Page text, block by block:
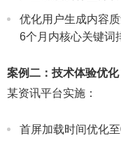
优化用户生成内容
6个月内核心关键词
案例二：技术体验优化
某资讯平台实施：
首屏加载时间优化